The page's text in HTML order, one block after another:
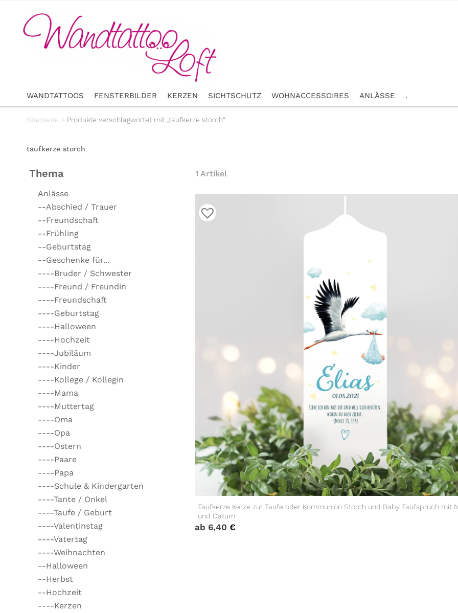
WANDTATTOOS FENSTERBILDER KERZEN SICHTSCHUTZ WOHNACCESSOIRES ANLÄSSE .
Startseite > Produkte verschlagwortet mit „taufkerze storch“
taufkerze storch
Thema
Anlässe
--Abschied / Trauer
--Freundschaft
--Frühling
--Geburtstag
--Geschenke für...
----Bruder / Schwester
----Freund / Freundin
----Freundschaft
----Geburtstag
----Halloween
----Hochzeit
----Jubiläum
----Kinder
----Kollege / Kollegin
----Mama
----Muttertag
----Oma
----Opa
----Ostern
----Paare
----Papa
----Schule & Kindergarten
----Tante / Onkel
----Taufe / Geburt
----Valentinstag
----Vatertag
----Weihnachten
--Halloween
--Herbst
--Hochzeit
----Kerzen
1 Artikel
Taufkerze Kerze zur Taufe oder Kommunion Storch und Baby Taufspruch mit
und Datum
ab 6,40 €